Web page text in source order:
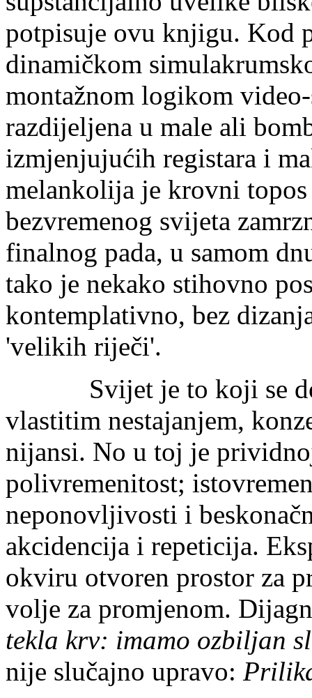
potpisuje ovu knjigu. Kod
dinamičkom
montažnom logikom
razdijeljena u male ali
izmjenjujućih registara i
melankolija je krovni
bezvremenog svijeta
finalnog pada, u samom
tako je nekako stihovno
kontemplativno, bez
'velikih riječi'.
Svijet je to koji se
vlastitim nestajanjem,
nijansi. No u toj je
polivremenitost;
neponovljivosti i
akcidencija i repeticija.
okviru otvoren prostor za
volje za promjenom.
tekla krv: imamo ozbiljan
nije slučajno upravo: